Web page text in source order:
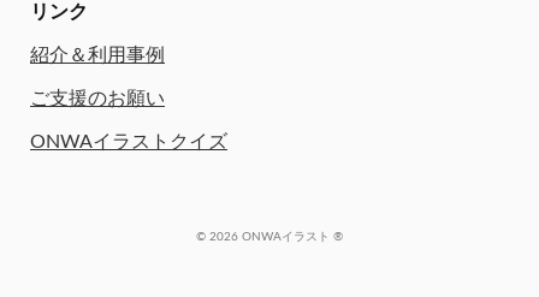
リンク
紹介＆利用事例
ご支援のお願い
ONWAイラストクイズ
© 2026 ONWAイラスト ®